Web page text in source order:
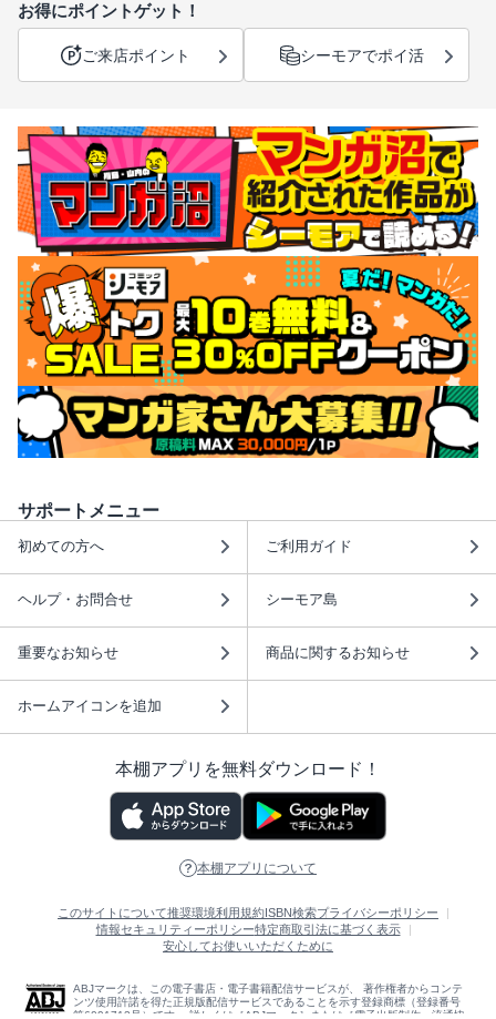
お得にポイントゲット！
ご来店ポイント シーモアでポイ活
サポートメニュー
初めての方へ ご利用ガイド
ヘルプ・お問合せ シーモア島
重要なお知らせ 商品に関するお知らせ
ホームアイコンを追加
本棚アプリを無料ダウンロード！
本棚アプリについて
このサイトについて推奨環境利用規約ISBN検索プライバシーポリシー
情報セキュリティーポリシー特定商取引法に基づく表示
安心してお使いいただくために
ABJマークは、この電子書店・電子書籍配信サービスが、 著作権者からコンテ
ンツ使用許諾を得た正規版配信サービスであることを示す登録商標（登録番号
第6091713号）です。 詳しくは［ABJマーク］または［電子出版制作・流通協